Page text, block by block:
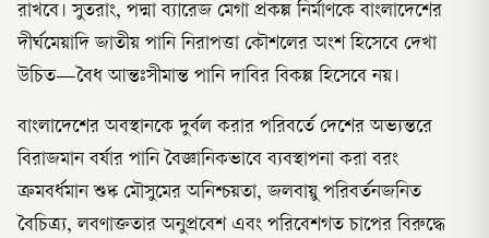
রাখবে। সুতরাং, পদ্মা ব্যারেজ মেগা প্রকল্প নির্মাণকে বাংলাদেশের
দীর্ঘমেয়াদি জাতীয় পানি নিরাপত্তা কৌশলের অংশ হিসেবে দেখা
উচিত—বৈধ আন্তঃসীমান্ত পানি দাবির বিকল্প হিসেবে নয়।
বাংলাদেশের অবস্থানকে দুর্বল করার পরিবর্তে দেশের অভ্যন্তরে
বিরাজমান বর্ষার পানি বৈজ্ঞানিকভাবে ব্যবস্থাপনা করা বরং
ক্রমবর্ধমান শুষ্ক মৌসুমের অনিশ্চয়তা, জলবায়ু পরিবর্তনজনিত
বৈচিত্র্য, লবণাক্ততার অনুপ্রবেশ এবং পরিবেশগত চাপের বিরুদ্ধে